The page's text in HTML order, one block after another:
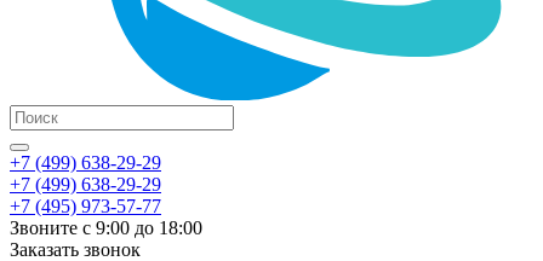
+7 (499) 638-29-29
+7 (499) 638-29-29
+7 (495) 973-57-77
Звоните с 9:00 до 18:00
Заказать звонок